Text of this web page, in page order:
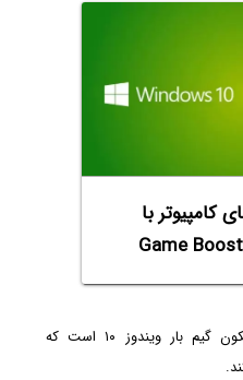
کامپیوتر با
، آخرین آیکون گیم بار ویندوز ۱۰ است که